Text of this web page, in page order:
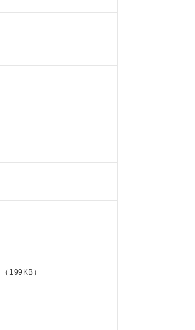
（199KB）